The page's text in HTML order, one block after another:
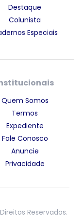
Destaque
Colunista
Especiais
Quem Somos
Termos
Expediente
Fale Conosco
Anuncie
Privacidade
Reservados.